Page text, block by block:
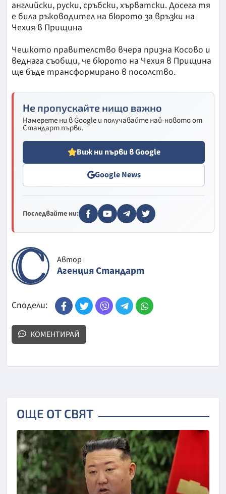
английски, руски, сръбски, хърватски. Досега тя
е била ръководител на бюрото за връзки на
Чехия в Прищина
Чешкото правителство вчера призна Косово и
веднага съобщи, че бюрото на Чехия в Прищина
ще бъде трансформирано в посолство.
Не пропускайте нищо важно
Намерете ни в Google и получавайте най-новото от
Стандарт първи.
Виж ни първи в Google
Google News
Последвайте ни:
Автор
Агенция Стандарт
Сподели:
КОМЕНТИРАЙ
ОЩЕ ОТ СВЯТ